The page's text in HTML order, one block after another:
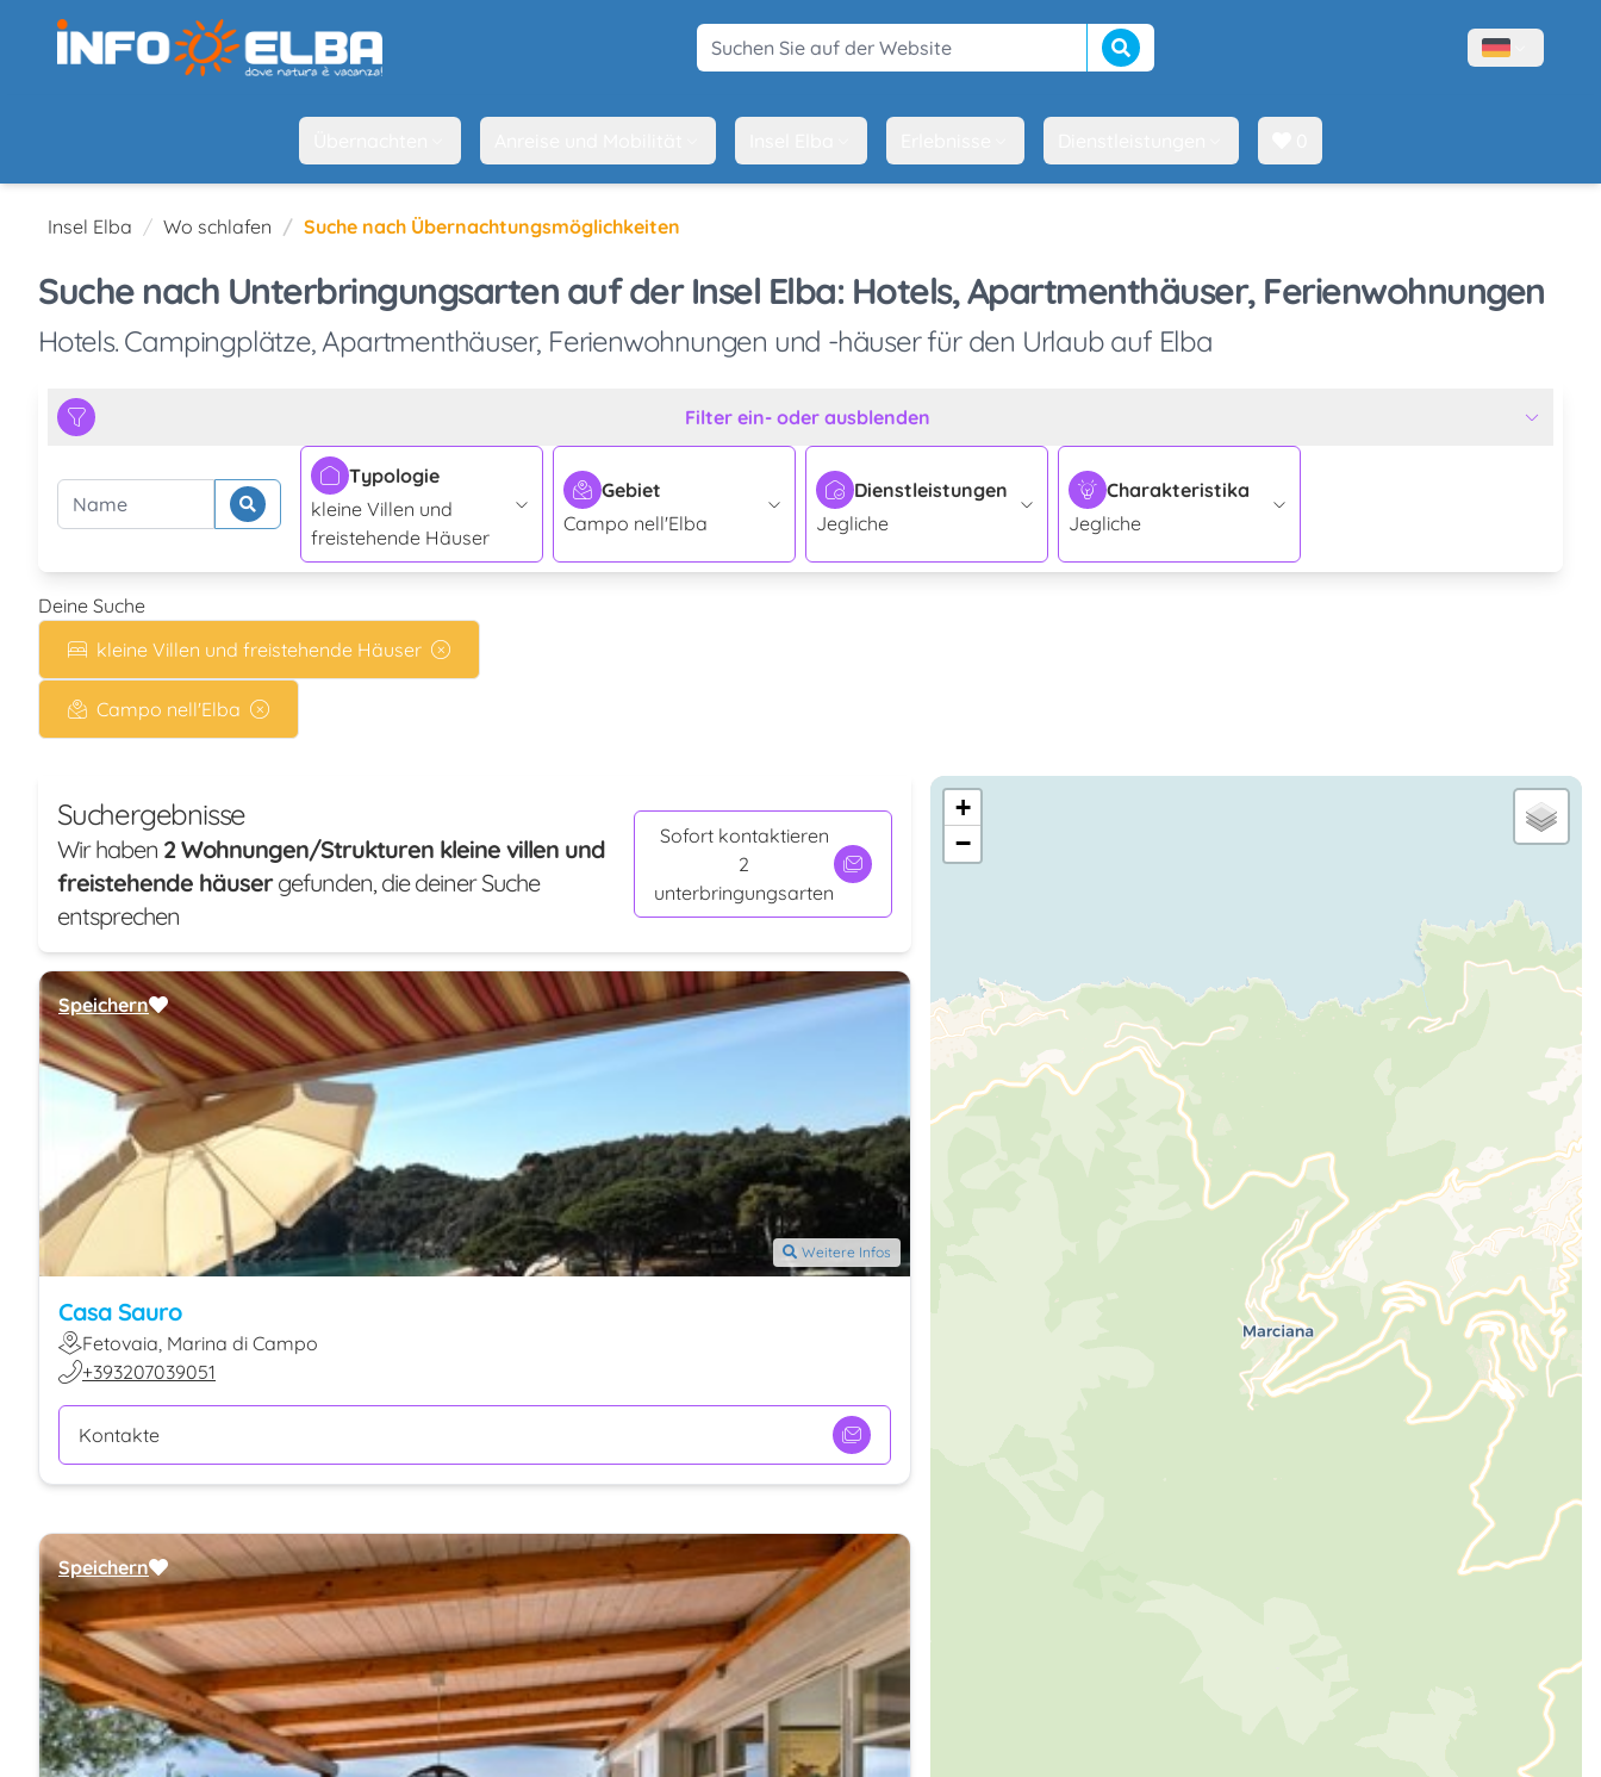
Suchen Sie auf der Website Suche beginnen Menù lingue
Insel Elba Wo schlafen Suche nach Übernachtungsmöglichkeiten
Suche nach Unterbringungsarten auf der Insel Elba: Hotels, Apartmenthäuser, Ferienwohnungen
Hotels. Campingplätze, Apartmenthäuser, Ferienwohnungen und -häuser für den Urlaub auf Elba
Filter ein- oder ausblenden
Name Suche beginnen
Typologie
kleine Villen und
freistehende Häuser
Gebiet
Campo nell'Elba
Dienstleistungen
Jegliche
Charakteristika
Jegliche
Deine Suche
kleine Villen und freistehende Häuser
Campo nell'Elba
Suchergebnisse
Wir haben 2 Wohnungen/Strukturen kleine villen und
freistehende häusergefunden, die deiner Suche
entsprechen
Sofort kontaktieren
2
unterbringungsarten
Weitere Infos
Casa Sauro
Fetovaia, Marina di Campo
+393207039051
Kontakte
Speichern
Speichern
+
−